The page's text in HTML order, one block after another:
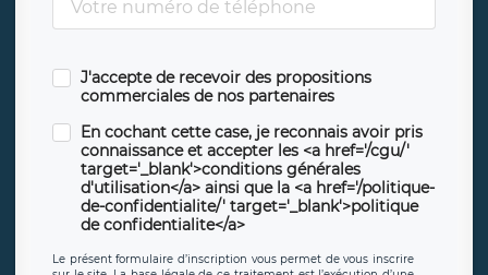
J'accepte de recevoir des propositions
commerciales de nos partenaires
En cochant cette case, je reconnais avoir pris
connaissance et accepter les <a href='/cgu/'
target='_blank'>conditions générales
d'utilisation</a> ainsi que la <a href='/politique-
de-confidentialite/' target='_blank'>politique
de confidentialite</a>
Le présent formulaire d’inscription vous permet de vous inscrire